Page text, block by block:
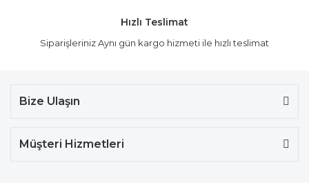
Hızlı Teslimat
Siparişleriniz Aynı gün kargo hizmeti ile hızlı teslimat
Bize Ulaşın
Müşteri Hizmetleri